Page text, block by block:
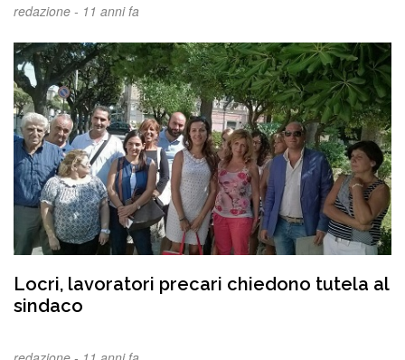
redazione - 11 anni fa
Locri, lavoratori precari chiedono tutela al
sindaco